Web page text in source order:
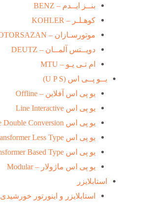
بنــز ایــدم – BENZ
کوهـلـر – KOHLER
موتورسـازان – MOTORSAZAN
دویــتس آلمــان – DEUTZ
ام تـی یـو – MTU
یــو پــی اس (U P S)
یو پی اس آفلاین – Offline
یو پی اس Line Interactive
یو پی اس Online Double Conversion
یو پی اس Transformer Less Type
یو پی اس Transformer Based Type
یو پی اس ماژولار – Modular
استابلایزر
استابلایزر و اینورتور خورشیدی